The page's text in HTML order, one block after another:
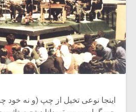
اینجا نوعی تخیل از چپ (و نه خود